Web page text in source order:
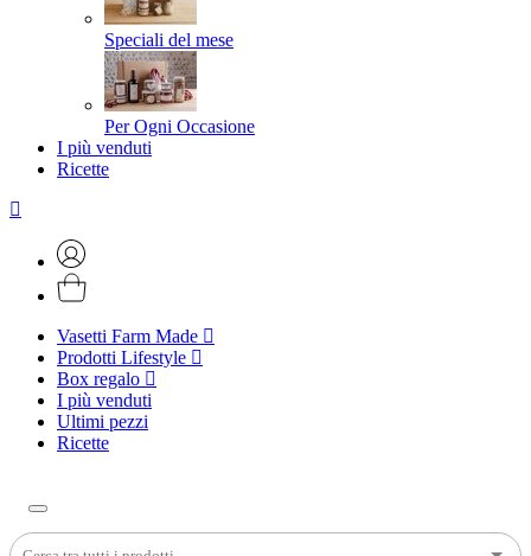
Speciali del mese
Per Ogni Occasione
I più venduti
Ricette
Vasetti Farm Made
Prodotti Lifestyle
Box regalo
I più venduti
Ultimi pezzi
Ricette